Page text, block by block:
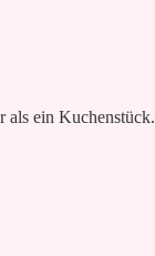
als ein Kuchenstück.